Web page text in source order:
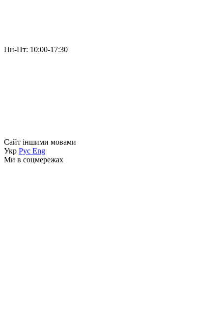
Пн-Пт: 10:00-17:30
Сайт іншими мовами
Укр Рус Eng
Ми в соцмережах